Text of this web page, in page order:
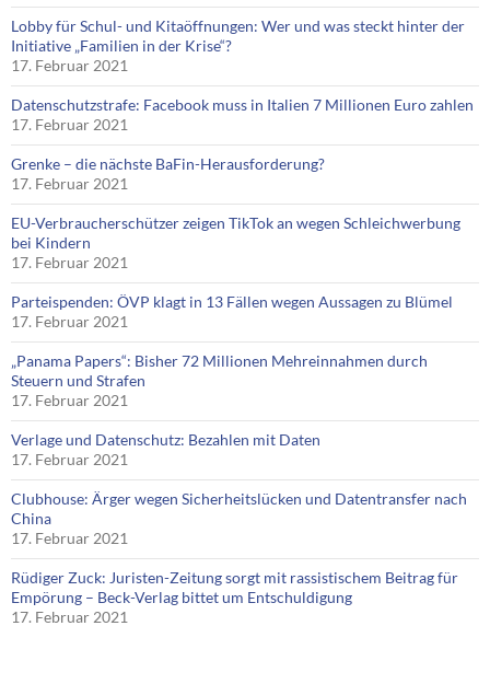
Lobby für Schul- und Kitaöffnungen: Wer und was steckt hinter der
Initiative „Familien in der Krise“?
17. Februar 2021
Datenschutzstrafe: Facebook muss in Italien 7 Millionen Euro zahlen
17. Februar 2021
Grenke – die nächste BaFin-Herausforderung?
17. Februar 2021
EU-Verbraucherschützer zeigen TikTok an wegen Schleichwerbung
bei Kindern
17. Februar 2021
Parteispenden: ÖVP klagt in 13 Fällen wegen Aussagen zu Blümel
17. Februar 2021
„Panama Papers“: Bisher 72 Millionen Mehreinnahmen durch
Steuern und Strafen
17. Februar 2021
Verlage und Datenschutz: Bezahlen mit Daten
17. Februar 2021
Clubhouse: Ärger wegen Sicherheitslücken und Datentransfer nach
China
17. Februar 2021
Rüdiger Zuck: Juristen-Zeitung sorgt mit rassistischem Beitrag für
Empörung – Beck-Verlag bittet um Entschuldigung
17. Februar 2021